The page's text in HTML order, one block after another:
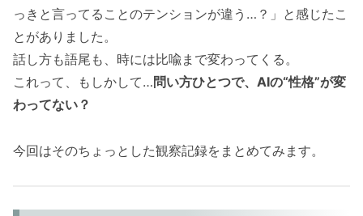
っきと言ってることのテンションが違う…？」と感じたこ
とがありました。
話し方も語尾も、時には比喩まで変わってくる。
これって、もしかして…問い方ひとつで、AIの“性格”が変
わってない？
今回はそのちょっとした観察記録をまとめてみます。